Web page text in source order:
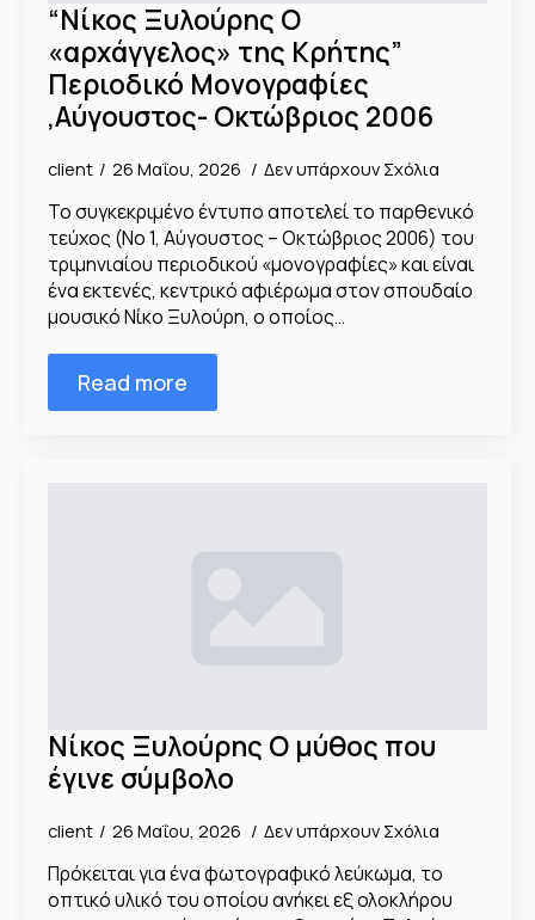
“Νίκος Ξυλούρης Ο
«αρχάγγελος» της Κρήτης”
Περιοδικό Μονογραφίες
,Αύγουστος- Οκτώβριος 2006
client 26 Μαΐου, 2026 Δεν υπάρχουν Σχόλια
Το συγκεκριμένο έντυπο αποτελεί το παρθενικό
τεύχος (Νο 1, Αύγουστος – Οκτώβριος 2006) του
τριμηνιαίου περιοδικού «μονογραφίες» και είναι
ένα εκτενές, κεντρικό αφιέρωμα στον σπουδαίο
μουσικό Νίκο Ξυλούρη, ο οποίος…
Read more
Νίκος Ξυλούρης Ο μύθος που
έγινε σύμβολο
client 26 Μαΐου, 2026 Δεν υπάρχουν Σχόλια
Πρόκειται για ένα φωτογραφικό λεύκωμα, το
οπτικό υλικό του οποίου ανήκει εξ ολοκλήρου